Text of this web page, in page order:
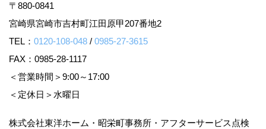
〒880-0841
宮崎県宮崎市吉村町江田原甲207番地2
TEL： 0120-108-048 / 0985-27-3615
FAX：0985-28-1117
＜営業時間＞9:00～17:00
＜定休日＞水曜日
株式会社東洋ホーム・昭栄町事務所・アフターサービス点検